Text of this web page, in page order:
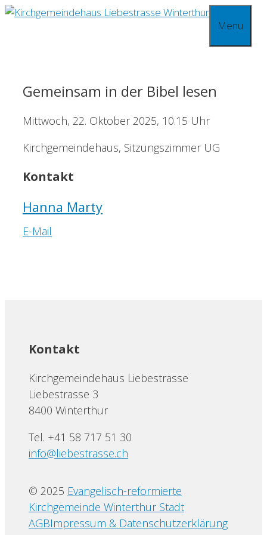
Springe
Menu
Gemeinsam in der Bibel lesen
Mittwoch, 22. Oktober 2025, 10.15 Uhr
Kirchgemeindehaus, Sitzungszimmer UG
Kontakt
Hanna Marty
E-Mail
Kontakt
Kirchgemeindehaus Liebestrasse
Liebestrasse 3
8400 Winterthur
Tel. +41 58 717 51 30
info@liebestrasse.ch
© 2025 Evangelisch-reformierte
Kirchgemeinde Winterthur Stadt
Impressum & Datenschutzerklärung
AGB